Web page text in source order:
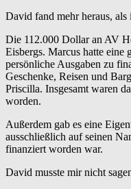
David fand mehr heraus, als
Die 112.000 Dollar an AV
Eisbergs. Marcus hatte
persönliche Ausgaben zu
Geschenke, Reisen und
Priscilla. Insgesamt waren
worden.
Außerdem gab es eine
ausschließlich auf seinen
finanziert worden war.
David musste mir nicht